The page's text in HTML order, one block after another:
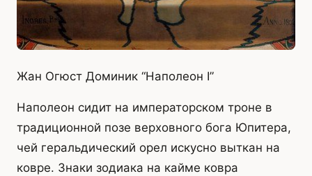
Жан Огюст Доминик “Наполеон I”
Наполеон сидит на императорском троне в
традиционной позе верховного бога Юпитера,
чей геральдический орел искусно выткан на
ковре. Знаки зодиака на кайме ковра